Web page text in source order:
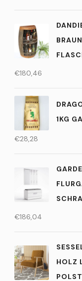
€180,46
1KG
€28,28
€186,04
HOLZ